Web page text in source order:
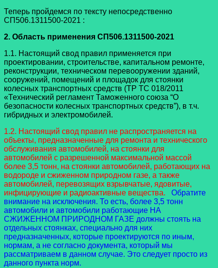
Теперь пройдемся по тексту непосредственно
СП506.1311500-2021 :
2. Область применения СП506.1311500-2021
1.1. Настоящий свод правил применяется при
проектировании, строительстве, капитальном ремонте,
реконструкции, техническом перевооружении зданий,
сооружений, помещений и площадок для стоянки
колесных транспортных средств (ТР ТС 018/2011
«Технический регламент Таможенного союза “О
безопасности колесных транспортных средств”), в т.ч.
гибридных и электромобилей.
1.2. Настоящий свод правил не распространяется на
объекты, предназначенные для ремонта и технического
обслуживания автомобилей, на стоянки для
автомобилей с разрешенной максимальной массой
более 3,5 тонн, на стоянки автомобилей, работающих на
водороде и сжиженном природном газе, а также
автомобилей, перевозящих взрывчатые, ядовитые,
инфицирующие и радиоактивные вещества.
Обратите
внимание на исключения. То есть, более 3,5 тонн
автомобили и автомобили работающие НА
СЖИЖЕННОМ ПРИРОДНОМ ГАЗЕ должны стоять на
отдельных стоянках, специально для них
предназначенных, которые проектируются по иным,
нормам, а не согласно документа, который мы
рассматриваем в данном случае. Это следует просто из
данного пункта норм.